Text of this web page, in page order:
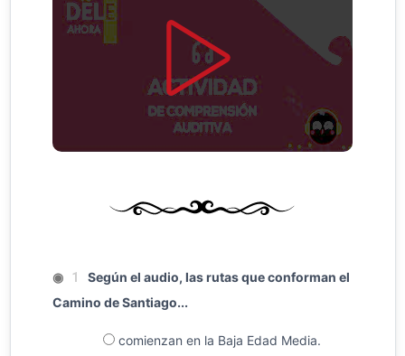
◉ 1
Según el audio, las rutas que conforman el
Camino de Santiago...
comienzan en la Baja Edad Media.